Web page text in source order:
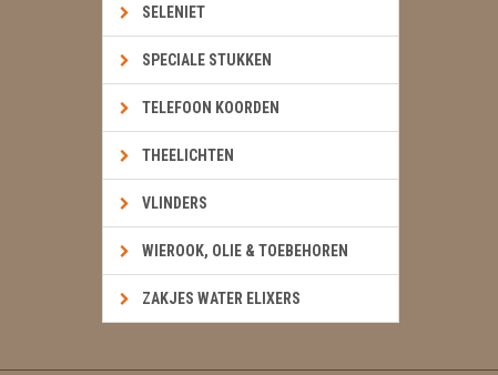
SELENIET
SPECIALE STUKKEN
TELEFOON KOORDEN
THEELICHTEN
VLINDERS
WIEROOK, OLIE & TOEBEHOREN
ZAKJES WATER ELIXERS